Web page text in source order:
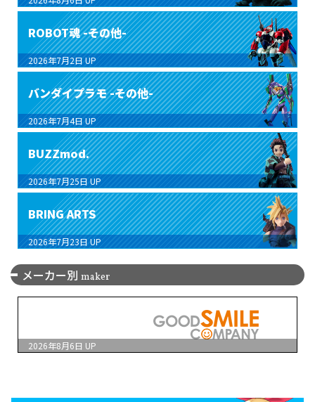
ROBOT魂 -その他-
2026年7月2日 UP
バンダイプラモ -その他-
2026年7月4日 UP
BUZZmod.
2026年7月25日 UP
BRING ARTS
2026年7月23日 UP
メーカー別 maker
2026年8月6日 UP